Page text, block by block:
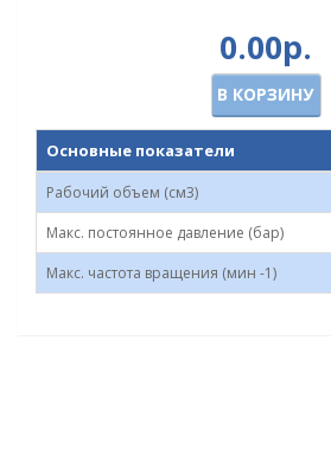
0.00р.
В КОРЗИНУ
Основные показатели
Рабочий объем (см3)
Макс. постоянное давление (бар)
Макс. частота вращения (мин -1)